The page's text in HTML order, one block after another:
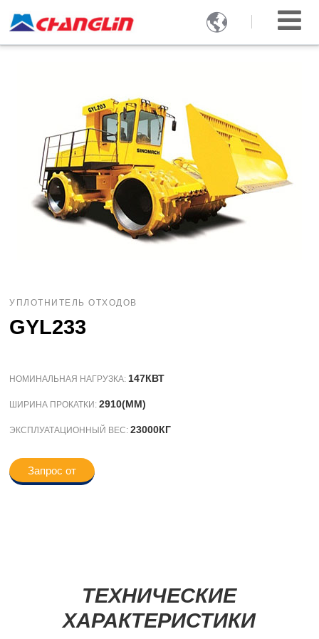

УПЛОТНИТЕЛЬ ОТХОДОВ
GYL233
НОМИНАЛЬНАЯ НАГРУЗКА:147КВТ
ШИРИНА ПРОКАТКИ:2910(ММ)
ЭКСПЛУАТАЦИОННЫЙ ВЕС:23000КГ
Запрос от
ТЕХНИЧЕСКИЕ
ХАРАКТЕРИСТИКИ